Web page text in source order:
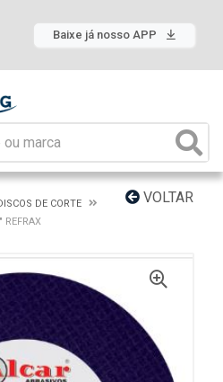
Baixe já nosso APP
VOLTAR
DE CORTE
REFRAX